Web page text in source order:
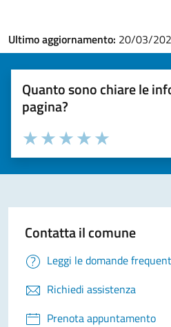
Ultimo aggiornamento: 20/03/
Quanto sono chiare le
pagina?
Valuta la chiarezza delle informazioni
Seleziona il numero di stelle
Valuta 5 stelle
Valuta 4 stelle su 5
Valuta 3 stelle su 5
Valuta 2 stelle su 5
Valuta 1 stelle su 5
Contatta il comune
Leggi le domande
Richiedi assistenza
Prenota appuntamento